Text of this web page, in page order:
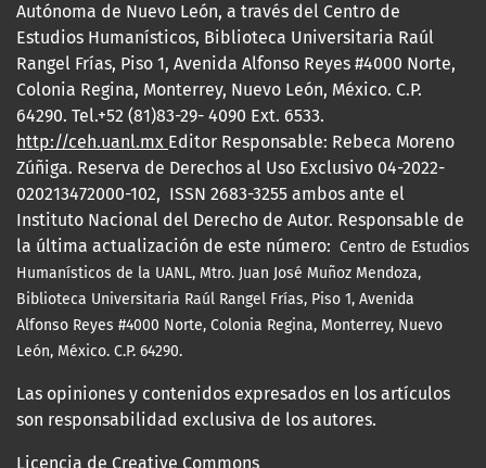
Autónoma de Nuevo León, a través del Centro de
Estudios Humanísticos, Biblioteca Universitaria Raúl
Rangel Frías, Piso 1, Avenida Alfonso Reyes #4000 Norte,
Colonia Regina, Monterrey, Nuevo León, México. C.P.
64290. Tel.+52 (81)83-29- 4090 Ext. 6533.
http://ceh.uanl.mx Editor Responsable: Rebeca Moreno
Zúñiga. Reserva de Derechos al Uso Exclusivo 04-2022-
020213472000-102, ISSN 2683-3255 ambos ante el
Instituto Nacional del Derecho de Autor. Responsable de
la última actualización de este número: Centro de Estudios
Humanísticos de la UANL, Mtro. Juan José Muñoz Mendoza,
Biblioteca Universitaria Raúl Rangel Frías, Piso 1, Avenida
Alfonso Reyes #4000 Norte, Colonia Regina, Monterrey, Nuevo
León, México. C.P. 64290.
Las opiniones y contenidos expresados en los artículos
son responsabilidad exclusiva de los autores.
Licencia de Creative Commons